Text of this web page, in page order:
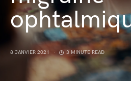
8 JANVIER 2021 3 MINUTE READ